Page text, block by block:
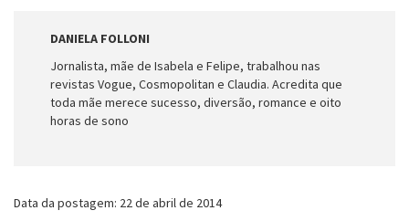
DANIELA FOLLONI
Jornalista, mãe de Isabela e Felipe, trabalhou nas
revistas Vogue, Cosmopolitan e Claudia. Acredita que
toda mãe merece sucesso, diversão, romance e oito
horas de sono
Data da postagem: 22 de abril de 2014